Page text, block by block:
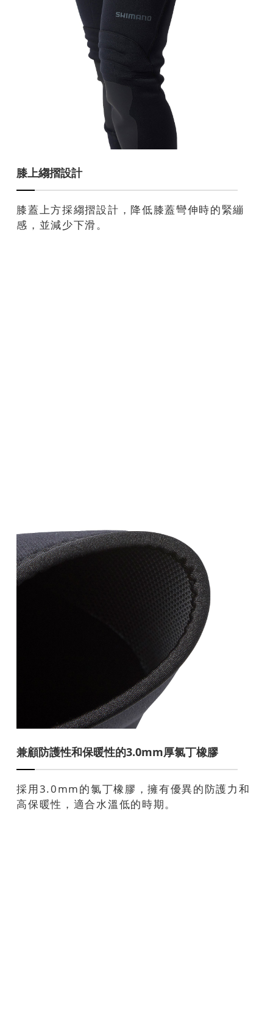
膝上縐摺設計
膝蓋上方採縐摺設計，降低膝蓋彎伸時的緊繃
感，並減少下滑。
兼顧防護性和保暖性的3.0mm厚氯丁橡膠
採用3.0mm的氯丁橡膠，擁有優異的防護力和
高保暖性，適合水溫低的時期。